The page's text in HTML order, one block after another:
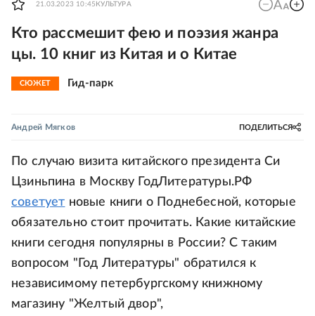
21.03.2023 10:45 КУЛЬТУРА
Кто рассмешит фею и поэзия жанра
цы. 10 книг из Китая и о Китае
СЮЖЕТ Гид-парк
Андрей Мягков ПОДЕЛИТЬСЯ
По случаю визита китайского президента Си
Цзиньпина в Москву ГодЛитературы.РФ
советует новые книги о Поднебесной, которые
обязательно стоит прочитать. Какие китайские
книги сегодня популярны в России? С таким
вопросом "Год Литературы" обратился к
независимому петербургскому книжному
магазину "Желтый двор",